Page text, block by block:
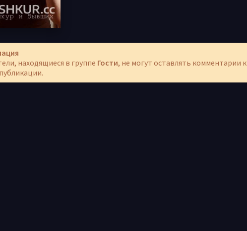
находящиеся в группе Гости, не могут оставлять комментарии к